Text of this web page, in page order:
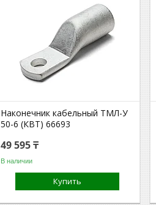
Наконечник кабельный ТМЛ-У
50-6 (КВТ) 66693
49 595 ₸
В наличии
Купить